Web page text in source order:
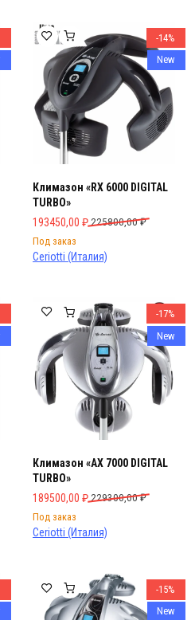
135000,00 ₽.
-14%
New
Климазон «RX 6000 DIGITAL
TURBO»
225800,00₽
Первоначальная цена
193450,00 ₽
Текущая цена: 193450,00 ₽.
Под заказ
Ceriotti (Италия)
138000,00 ₽.
-17%
New
Климазон «AX 7000 DIGITAL
TURBO»
229300,00₽
Первоначальная цена
189500,00 ₽
Текущая цена: 189500,00 ₽.
Под заказ
Ceriotti (Италия)
-15%
New